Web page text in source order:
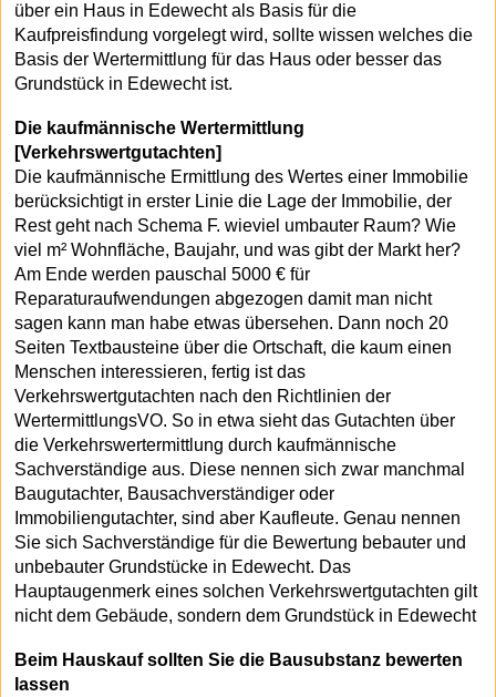
über ein Haus in Edewecht als Basis für die
Kaufpreisfindung vorgelegt wird, sollte wissen welches die
Basis der Wertermittlung für das Haus oder besser das
Grundstück in Edewecht ist.
Die kaufmännische Wertermittlung
[Verkehrswertgutachten]
Die kaufmännische Ermittlung des Wertes einer Immobilie
berücksichtigt in erster Linie die Lage der Immobilie, der
Rest geht nach Schema F. wieviel umbauter Raum? Wie
viel m² Wohnfläche, Baujahr, und was gibt der Markt her?
Am Ende werden pauschal 5000 € für
Reparaturaufwendungen abgezogen damit man nicht
sagen kann man habe etwas übersehen. Dann noch 20
Seiten Textbausteine über die Ortschaft, die kaum einen
Menschen interessieren, fertig ist das
Verkehrswertgutachten nach den Richtlinien der
WertermittlungsVO. So in etwa sieht das Gutachten über
die Verkehrswertermittlung durch kaufmännische
Sachverständige aus. Diese nennen sich zwar manchmal
Baugutachter, Bausachverständiger oder
Immobiliengutachter, sind aber Kaufleute. Genau nennen
Sie sich Sachverständige für die Bewertung bebauter und
unbebauter Grundstücke in Edewecht. Das
Hauptaugenmerk eines solchen Verkehrswertgutachten gilt
nicht dem Gebäude, sondern dem Grundstück in Edewecht
Beim Hauskauf sollten Sie die Bausubstanz bewerten
lassen